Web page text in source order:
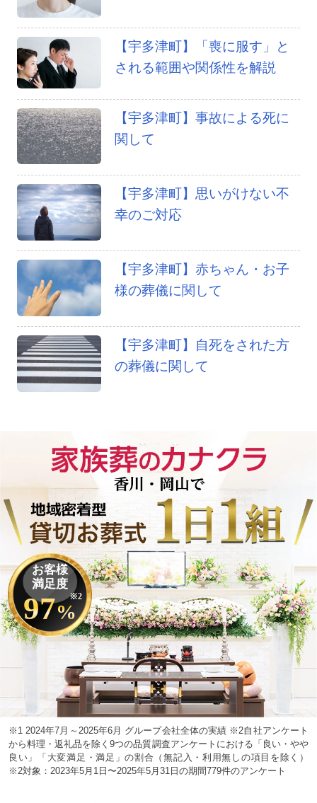
【宇多津町】「喪に服す」と
される範囲や関係性を解説
【宇多津町】事故による死に
関して
【宇多津町】思いがけない不
幸のご対応
【宇多津町】赤ちゃん・お子
様の葬儀に関して
【宇多津町】自死をされた方
の葬儀に関して
お客様
満足度
97%
※2
※1 2024年7月～2025年6月 グループ会社全体の実績 ※2自社アンケート
から料理・返礼品を除く9つの品質調査アンケートにおける「良い・やや
良い」「大変満足・満足」の割合（無記入・利用無しの項目を除く）
※2対象：2023年5月1日〜2025年5月31日の期間779件のアンケート